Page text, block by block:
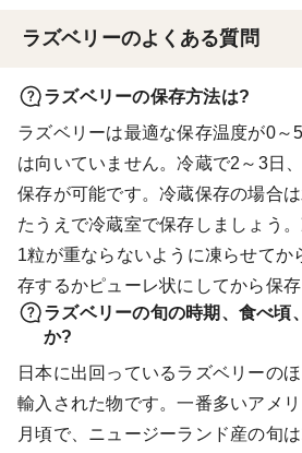
ラズベリーのよくある質問
ラズベリーの保存方法は?
ラズベリーは最適な保存温度が0
は向いていません。冷蔵で2～3日
保存が可能です。冷蔵保存の場合
たうえで冷蔵室で保存しましょう
1粒が重ならないように凍らせてか
存するかピューレ状にしてから保存
ラズベリーの旬の時期、食べ頃
か?
日本に出回っているラズベリーの
輸入された物です。一番多いアメ
月頃で、ニュージーランド産の旬